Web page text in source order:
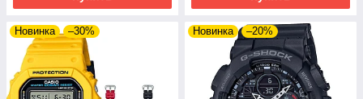
Новинка –30% Новинка –20%